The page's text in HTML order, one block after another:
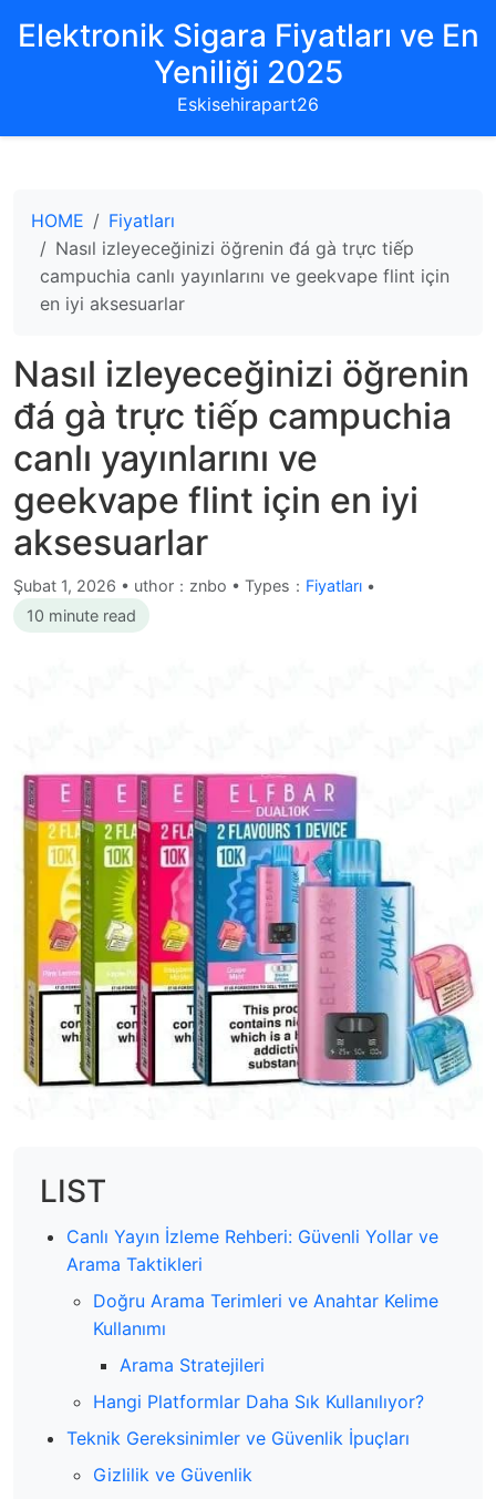
Elektronik Sigara Fiyatları ve En
Yeniliği 2025
Eskisehirapart26
HOME
Fiyatları
Nasıl izleyeceğinizi öğrenin đá gà trực tiếp
campuchia canlı yayınlarını ve geekvape flint için
en iyi aksesuarlar
Nasıl izleyeceğinizi öğrenin
đá gà trực tiếp campuchia
canlı yayınlarını ve
geekvape flint için en iyi
aksesuarlar
Şubat 1, 2026 • uthor：znbo • Types： Fiyatları •
10 minute read
LIST
Canlı Yayın İzleme Rehberi: Güvenli Yollar ve
Arama Taktikleri
Doğru Arama Terimleri ve Anahtar Kelime
Kullanımı
Arama Stratejileri
Hangi Platformlar Daha Sık Kullanılıyor?
Teknik Gereksinimler ve Güvenlik İpuçları
Gizlilik ve Güvenlik